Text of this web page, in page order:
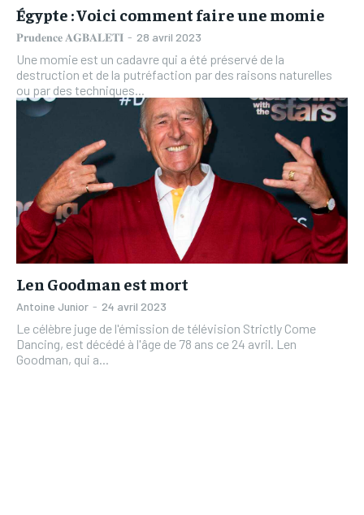
Égypte : Voici comment faire une momie
𝐏𝐫𝐮𝐝𝐞𝐧𝐜𝐞 𝐀𝐆𝐁𝐀𝐋𝐄𝐓𝐈 - 28 avril 2023
Une momie est un cadavre qui a été préservé de la
destruction et de la putréfaction par des raisons naturelles
ou par des techniques...
Len Goodman est mort
Antoine Junior - 24 avril 2023
Le célèbre juge de l'émission de télévision Strictly Come
Dancing, est décédé à l'âge de 78 ans ce 24 avril. Len
Goodman, qui a...